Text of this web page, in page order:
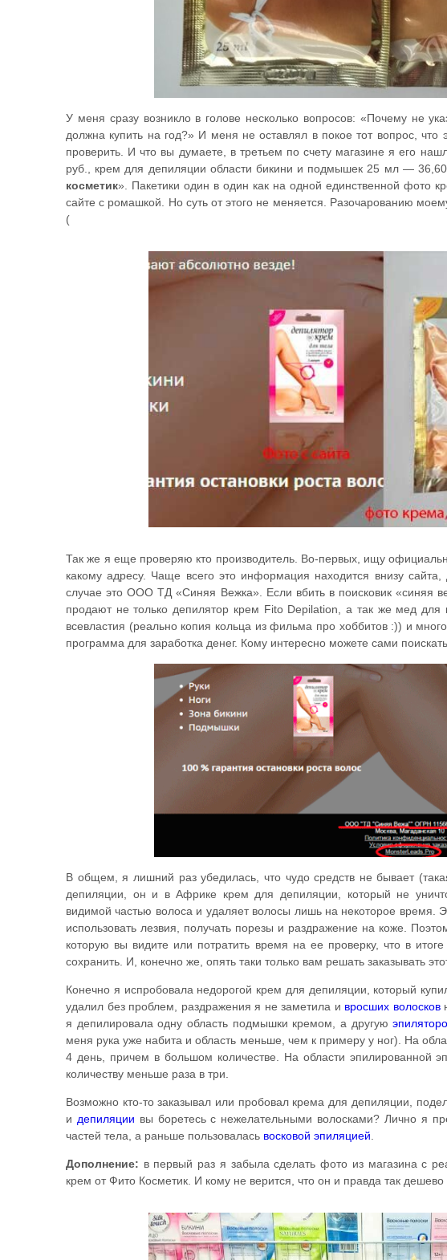
У меня сразу возникло в голове несколько вопросов: «Почему не
должна купить на год?» И меня не оставлял в покое тот вопрос,
проверить. И что вы думаете, в третьем по счету магазине я его
руб., крем для депиляции области бикини и подмышек 25 мл —
косметик». Пакетики один в один как на одной единственной фото
сайте с ромашкой. Но суть от этого не меняется. Разочарованию
(
Так же я еще проверяю кто производитель. Во-первых, ищу
какому адресу. Чаще всего это информация находится внизу
случае это ООО ТД «Синяя Вежка». Если вбить в поисковик «синяя
продают не только депилятор крем Fito Depilation, а так же мед
всевластия (реально копия кольца из фильма про хоббитов :)) и
программа для заработка денег. Кому интересно можете сами
В общем, я лишний раз убедилась, что чудо средств не бывает
депиляции, он и в Африке крем для депиляции, который не
видимой частью волоса и удаляет волосы лишь на некоторое время.
использовать лезвия, получать порезы и раздражение на коже.
которую вы видите или потратить время на ее проверку, что в
сохранить. И, конечно же, опять таки только вам решать заказывать
Конечно я испробовала недорогой крем для депиляции, который
удалил без проблем, раздражения я не заметила и вросших волосков
я депилировала одну область подмышки кремом, а другую
меня рука уже набита и область меньше, чем к примеру у ног). На
4 день, причем в большом количестве. На области эпилированной
количеству меньше раза в три.
Возможно кто-то заказывал или пробовал крема для депиляции,
и депиляции вы боретесь с нежелательными волосками? Лично я
частей тела, а раньше пользовалась восковой эпиляцией.
Дополнение: в первый раз я забыла сделать фото из магазина с
крем от Фито Косметик. И кому не верится, что он и правда так